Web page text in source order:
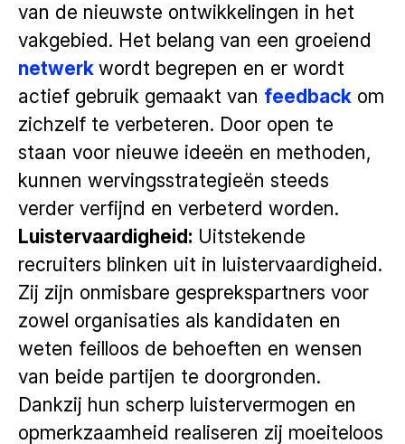
van de nieuwste ontwikkelingen in het
vakgebied. Het belang van een groeiend
netwerk wordt begrepen en er wordt
actief gebruik gemaakt van feedback om
zichzelf te verbeteren. Door open te
staan voor nieuwe ideeën en methoden,
kunnen wervingsstrategieën steeds
verder verfijnd en verbeterd worden.
Luistervaardigheid: Uitstekende
recruiters blinken uit in luistervaardigheid.
Zij zijn onmisbare gesprekspartners voor
zowel organisaties als kandidaten en
weten feilloos de behoeften en wensen
van beide partijen te doorgronden.
Dankzij hun scherp luistervermogen en
opmerkzaamheid realiseren zij moeiteloos